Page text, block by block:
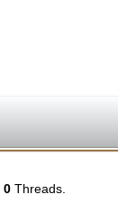
0 Threads.